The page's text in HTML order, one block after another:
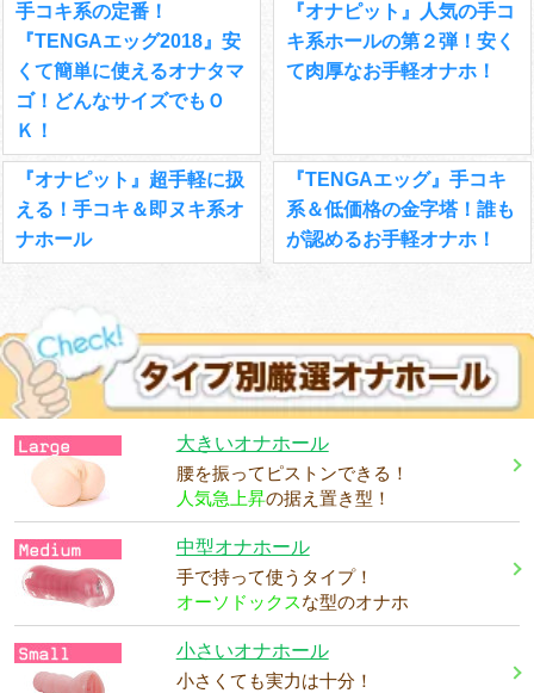
手コキ系の定番！
『TENGAエッグ2018』安
くて簡単に使えるオナタマ
ゴ！どんなサイズでもＯ
Ｋ！
『オナピット』人気の手コ
キ系ホールの第２弾！安く
て肉厚なお手軽オナホ！
『オナピット』超手軽に扱
える！手コキ＆即ヌキ系オ
ナホール
『TENGAエッグ』手コキ
系＆低価格の金字塔！誰も
が認めるお手軽オナホ！
大きいオナホール
腰を振ってピストンできる！
人気急上昇の据え置き型！
中型オナホール
手で持って使うタイプ！
オーソドックスな型のオナホ
小さいオナホール
小さくても実力は十分！